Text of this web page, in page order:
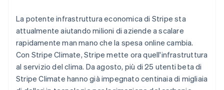
La potente infrastruttura economica di Stripe sta
attualmente aiutando milioni di aziende a scalare
rapidamente man mano che la spesa online cambia.
Con Stripe Climate, Stripe mette ora quell'infrastruttura
al servizio del clima. Da agosto, più di 25 utenti beta di
Stripe Climate hanno già impegnato centinaia di migliaia